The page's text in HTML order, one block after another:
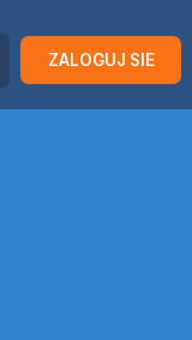
ZALOGUJ SIE